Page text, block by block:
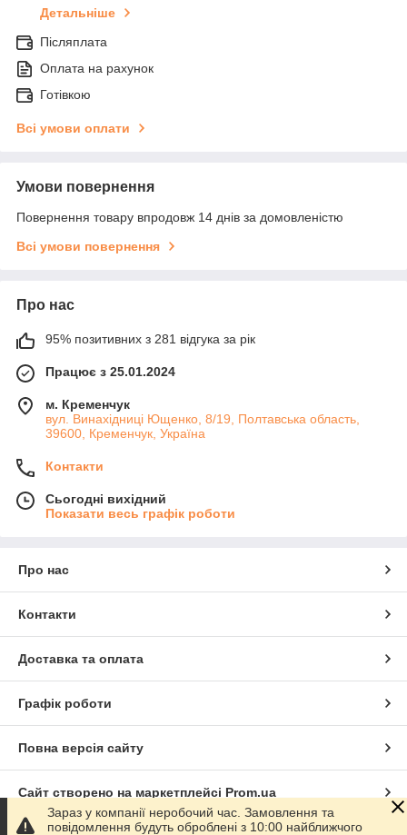
Детальніше
Післяплата
Оплата на рахунок
Готівкою
Всі умови оплати
Умови повернення
Повернення товару впродовж 14 днів за домовленістю
Всі умови повернення
Про нас
95% позитивних з 281 відгука за рік
Працює з 25.01.2024
м. Кременчук
вул. Винахідниці Ющенко, 8/19, Полтавська область,
39600, Кременчук, Україна
Контакти
Сьогодні вихідний
Показати весь графік роботи
Про нас
Контакти
Доставка та оплата
Графік роботи
Повна версія сайту
Сайт створено на маркетплейсі Prom.ua
Зараз у компанії неробочий час. Замовлення та
повідомлення будуть оброблені з 10:00 найближчого